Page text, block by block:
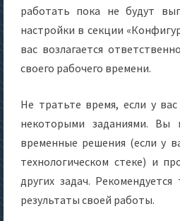
работать пока не будут
настройки в секции
вас возлагается
своего рабочего времени.
Не тратьте время, если у
некоторыми заданиями. Вы
временные решения (если у
технологическом стеке) и
других задач.
результаты своей работы.